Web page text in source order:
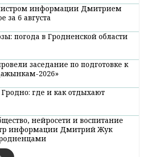
стратегию развития
встречаясь с людьми»
Лидского
во время встречи
«Торфобрикетный завод
районе это была первая
главы региона с жителями
Васильевич обозначил